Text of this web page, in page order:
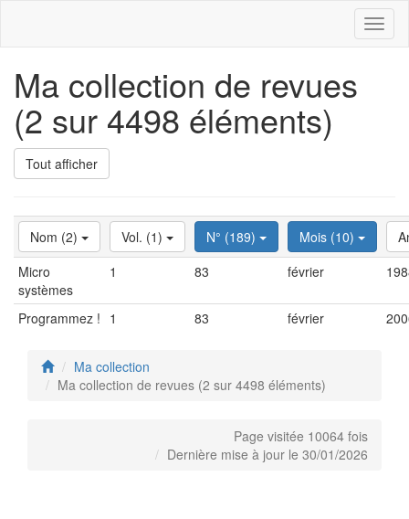
Ma collection de revues
(2 sur 4498 éléments)
Tout afficher
Nom (2) Vol. (1) N° (189) Mois (10)
Micro
systèmes
1 83 février
Programmez ! 1 83 février
Ma collection
Ma collection de revues (2 sur 4498 éléments)
Page visitée 10064 fois
Dernière mise à jour le 30/01/2026